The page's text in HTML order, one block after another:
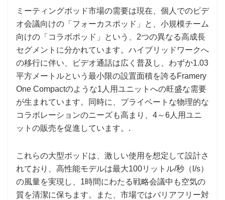
ミーティングポッド市場の需要は現在、個人でのビデ
オ会議向けの「フォーカスポッド」と、小規模チーム
向けの「コラボポッド」という、2つの異なる高成長
セグメントに分かれています。ハイブリッドワークへ
の移行に伴い、ビデオ通話は広く普及し、わずか1.03
平方メートルという最小限の設置面積を誇るFramery
One Compactのような1人用ユニットへの旺盛な需要
が生まれています。同時に、プライベートな物理的な
コラボレーションのニーズも高まり、4～6人用ユニ
ットの販売を促進しています。.
これらの大型ポッドは、激しい使用を想定して設計さ
れており、高性能モデルは最大100リットル/秒（l/s）
の風量を実現し、1時間にわたる戦略会議中も空気の
質を清潔に保ちます。また、市場ではバリアフリー対